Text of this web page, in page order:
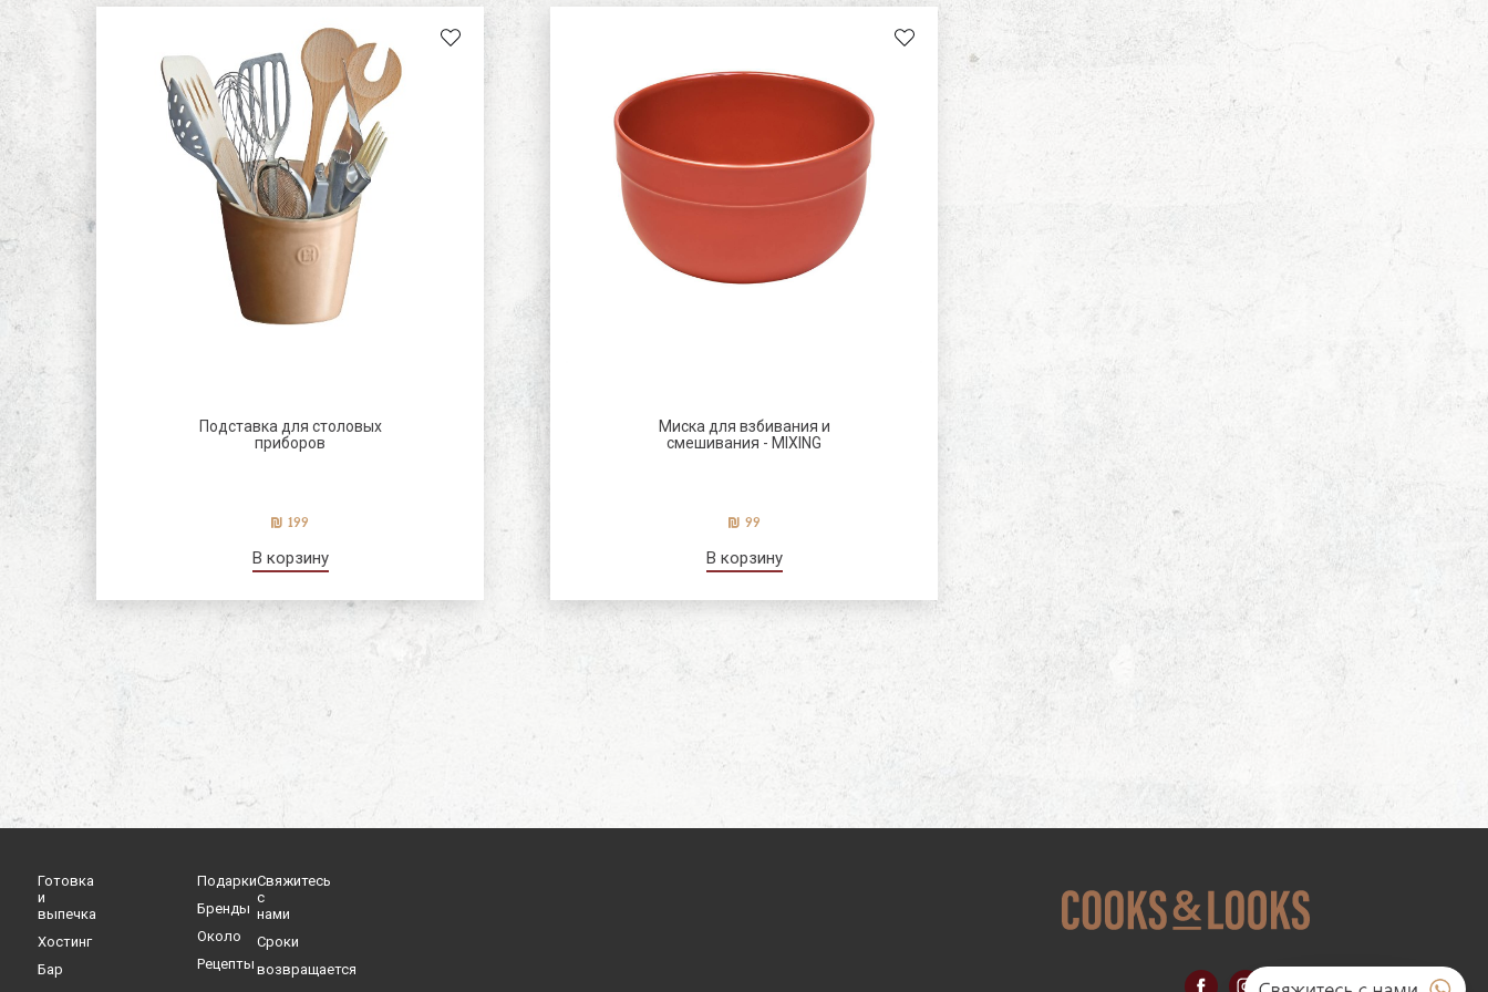
Апельсин
бирюзовый
Подставка для столовых
приборов
199
В корзину
Миска для взбивания и
смешивания - MIXING
99
В корзину
Готовка
и
выпечка
Хостинг
Бар
Подарки
Бренды
Oколо
Рецепты
Свяжитесь
с
нами
Cроки
возвращается